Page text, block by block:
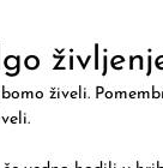
živeli.